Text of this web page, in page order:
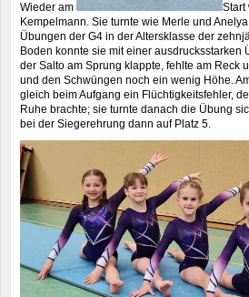
Wieder am
Start
Kempelmann. Sie turnte wie Merle und
Übungen der G4 in der Altersklasse der
Boden konnte sie mit einer ausdrucksstarken
der Salto am Sprung klappte, fehlte am Reck
und den Schwüngen noch ein wenig Höhe.
gleich beim Aufgang ein Flüchtigkeitsfehler,
Ruhe brachte; sie turnte danach die Übung
bei der Siegerehrung dann auf Platz 5.